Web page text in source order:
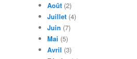
Août (2)
Juillet (4)
Juin (7)
Mai (5)
Avril (3)